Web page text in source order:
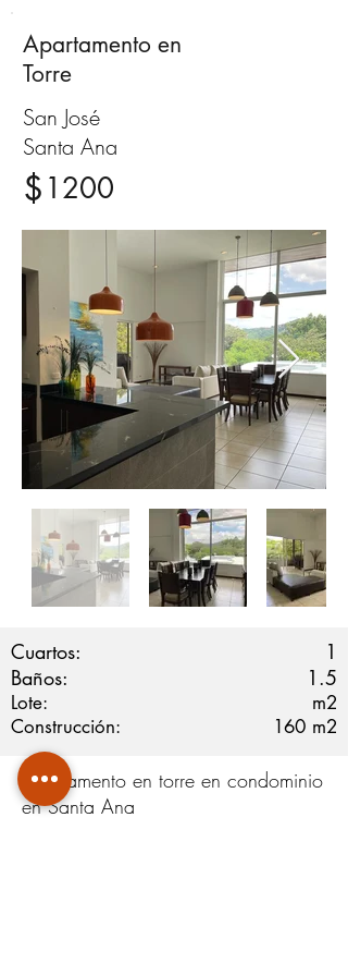
Apartamento en
Torre
San José
Santa Ana
$ 1200
Cuartos:
Baños:
Lote:
Construcción:
1
1.5
160
m2
m2
Apartamento en torre en condominio
en Santa Ana